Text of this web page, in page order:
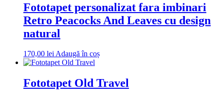
Fototapet personalizat fara imbinari
Retro Peacocks And Leaves cu design
natural
170,00 leiAdaugă în coș
Fototapet Old Travel